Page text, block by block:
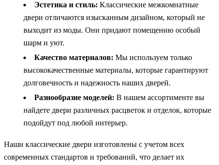
Эстетика и стиль: Классические межкомнатные
двери отличаются изысканным дизайном, который не
выходит из моды. Они придают помещению особый
шарм и уют.
Качество материалов: Мы используем только
высококачественные материалы, которые гарантируют
долговечность и надежность наших дверей.
Разнообразие моделей: В нашем ассортименте вы
найдете двери различных расцветок и отделок, которые
подойдут под любой интерьер.
Наши классические двери изготовлены с учетом всех
современных стандартов и требований, что делает их